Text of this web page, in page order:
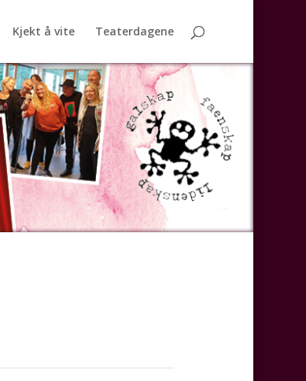
Kjekt å vite Teaterdagene